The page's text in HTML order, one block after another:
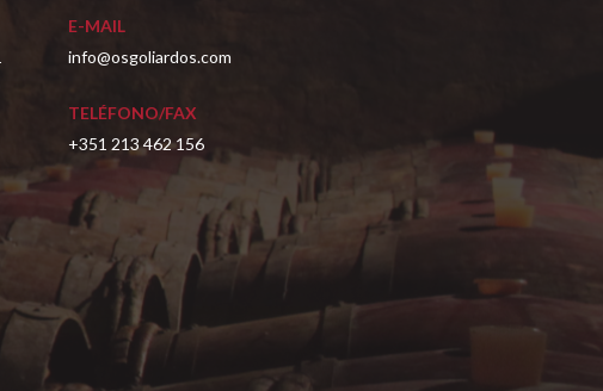
E-MAIL
info@osgoliardos.com
TELÉFONO/FAX
+351 213 462 156